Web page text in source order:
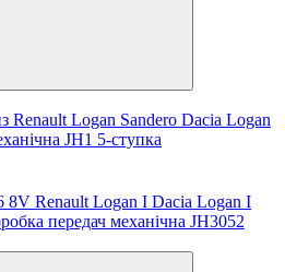
Logan Sandero Dacia Logan
JH1 5-ступка